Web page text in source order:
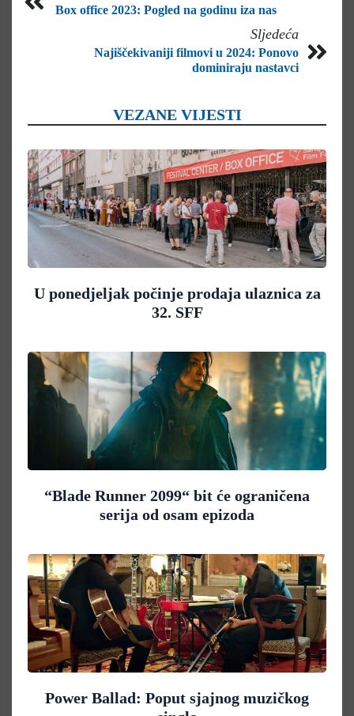
Box office 2023: Pogled na godinu iza nas
Sljedeća
Najiščekivaniji filmovi u 2024: Ponovo
dominiraju nastavci
VEZANE VIJESTI
U ponedjeljak počinje prodaja ulaznica za
32. SFF
“Blade Runner 2099“ bit će ograničena
serija od osam epizoda
Power Ballad: Poput sjajnog muzičkog